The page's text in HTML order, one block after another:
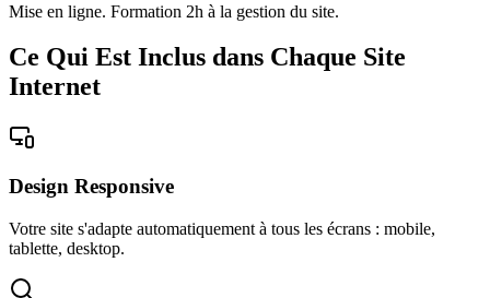
Mise en ligne. Formation 2h à la gestion du site.
Ce Qui Est Inclus dans Chaque Site
Internet
Design Responsive
Votre site s'adapte automatiquement à tous les écrans : mobile,
tablette, desktop.